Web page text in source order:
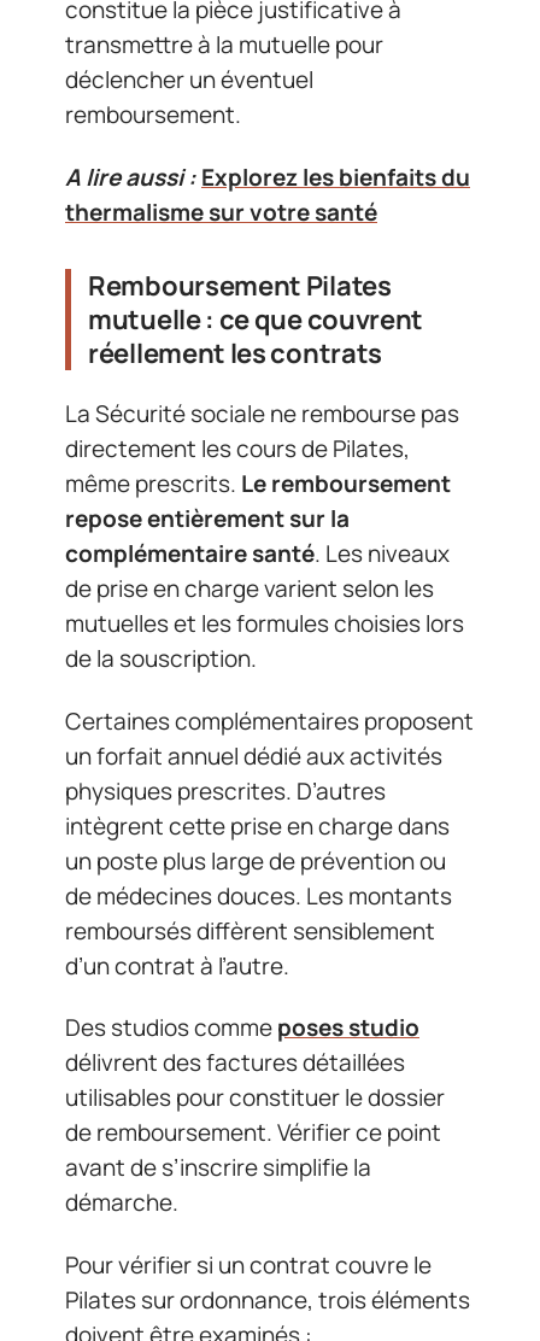
constitue la pièce justificative à
transmettre à la mutuelle pour
déclencher un éventuel
remboursement.
A lire aussi :Explorez les bienfaits du
thermalisme sur votre santé
Remboursement Pilates
mutuelle : ce que couvrent
réellement les contrats
La Sécurité sociale ne rembourse pas
directement les cours de Pilates,
même prescrits. Le remboursement
repose entièrement sur la
complémentaire santé. Les niveaux
de prise en charge varient selon les
mutuelles et les formules choisies lors
de la souscription.
Certaines complémentaires proposent
un forfait annuel dédié aux activités
physiques prescrites. D’autres
intègrent cette prise en charge dans
un poste plus large de prévention ou
de médecines douces. Les montants
remboursés diffèrent sensiblement
d’un contrat à l’autre.
Des studios commeposes studio
délivrent des factures détaillées
utilisables pour constituer le dossier
de remboursement. Vérifier ce point
avant de s’inscrire simplifie la
démarche.
Pour vérifier si un contrat couvre le
Pilates sur ordonnance, trois éléments
doivent être examinés :